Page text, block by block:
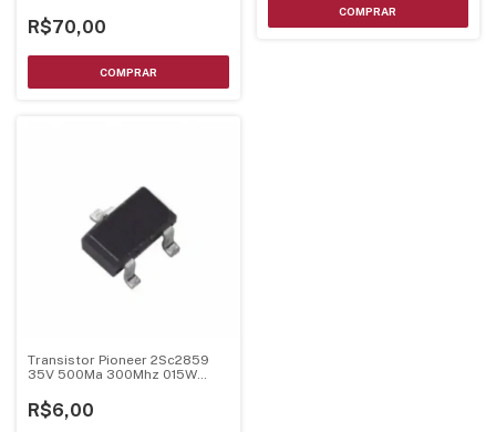
R$70,00
Transistor Pioneer 2Sc2859
35V 500Ma 300Mhz 015W
R$6,00